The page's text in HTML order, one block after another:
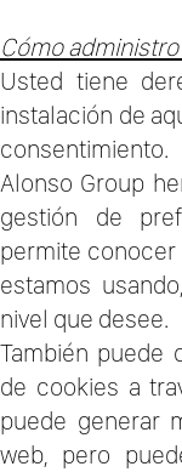
Cómo
Usted tiene
instalación de
Alonso Group
gestión de
permite conocer
estamos
nivel que desee.
También puede
de cookies a
puede generar
web, pero